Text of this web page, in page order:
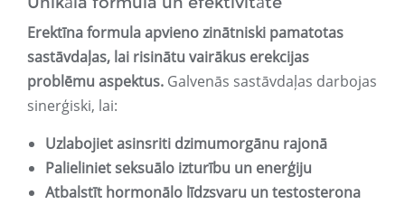
Erektīna formula apvieno zinātniski pamatotas
sastāvdaļas, lai risinātu vairākus erekcijas
problēmu aspektus. Galvenās sastāvdaļas darbojas
sinerģiski, lai:
Uzlabojiet asinsriti dzimumorgānu rajonā
Palieliniet seksuālo izturību un enerģiju
Atbalstīt hormonālo līdzsvaru un testosterona